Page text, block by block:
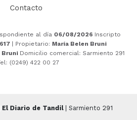
Contacto
al día 06/08/2026 Inscripto
| Propietario: María Belen Bruni
Bruni Domicilio comercial: Sarmiento 291
(0249) 422 00 27
El Diario de Tandil| Sarmiento 291